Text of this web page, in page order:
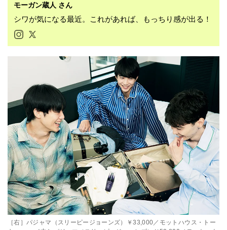
モーガン蔵人 さん
シワが気になる最近。これがあれば、もっちり感が出る！
［右］パジャマ（スリーピージョーンズ）￥33,000／モットハウス・トー